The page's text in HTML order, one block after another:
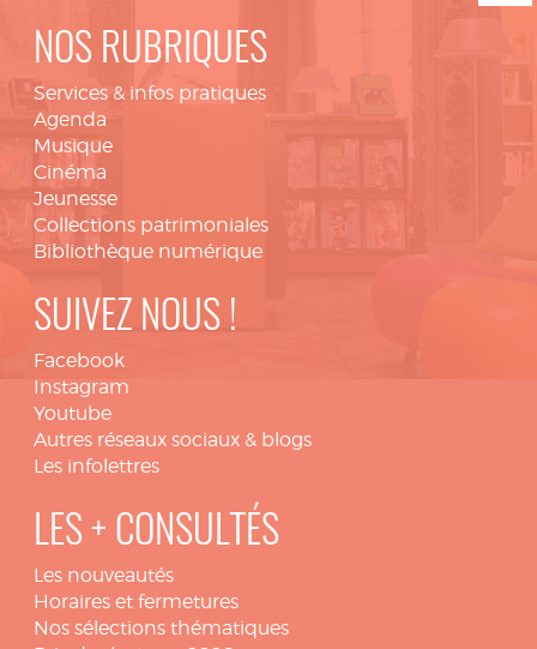
NOS RUBRIQUES
Services & infos pratiques
Agenda
Musique
Cinéma
Jeunesse
Collections patrimoniales
Bibliothèque numérique
SUIVEZ NOUS !
Facebook
Instagram
Youtube
Autres réseaux sociaux & blogs
Les infolettres
LES + CONSULTÉS
Les nouveautés
Horaires et fermetures
Nos sélections thématiques